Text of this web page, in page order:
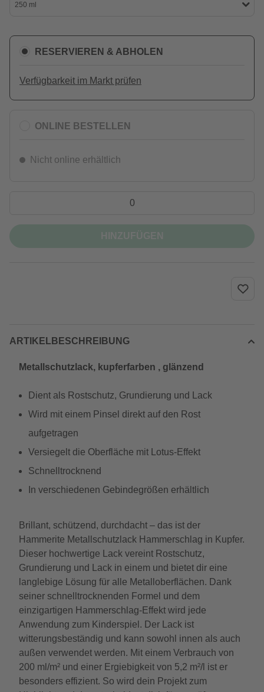
250 ml
RESERVIEREN & ABHOLEN
Verfügbarkeit im Markt prüfen
ONLINE BESTELLEN
Nicht online erhältlich
ARTIKELBESCHREIBUNG
Metallschutzlack, kupferfarben , glänzend
Dient als Rostschutz, Grundierung und Lack
Wird mit einem Pinsel direkt auf den Rost
aufgetragen
Versiegelt die Oberfläche mit Lotus-Effekt
Schnelltrocknend
In verschiedenen Gebindegrößen erhältlich
Brillant, schützend, durchdacht – das ist der
Hammerite Metallschutzlack Hammerschlag in Kupfer.
Dieser hochwertige Lack vereint Rostschutz,
Grundierung und Lack in einem und bietet dir eine
langlebige Lösung für alle Metalloberflächen. Dank
seiner schnelltrocknenden Formel und dem
einzigartigen Hammerschlag-Effekt wird jede
Anwendung zum Kinderspiel. Der Lack ist
witterungsbeständig und kann sowohl innen als auch
außen verwendet werden. Mit einem Verbrauch von
200 ml/m² und einer Ergiebigkeit von 5,2 m²/l ist er
besonders effizient. So wird dein Projekt zum